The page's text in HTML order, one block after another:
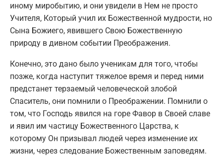
иному миробытию, и они увидели в Нем не просто
Учителя, Который учил их Божественной мудрости, но
Сына Божиего, явившего Свою Божественную
природу в дивном событии Преображения.
Конечно, это дано было ученикам для того, чтобы
позже, когда наступит тяжелое время и перед ними
предстанет терзаемый человеческой злобой
Спаситель, они помнили о Преображении. Помнили о
том, что Господь явился на горе Фавор в Своей славе
и явил им частицу Божественного Царства, к
которому Он призывал людей через изменение их
жизни, через следование Божественным заповедям.